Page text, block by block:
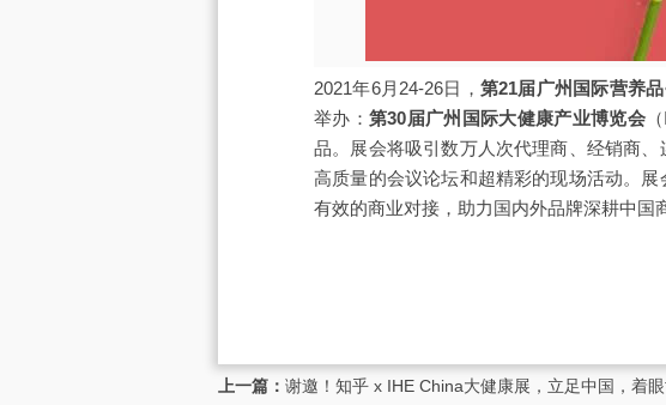
2021年6月24-26日， 第21届广州国际营养
举办：第30届广州国际大健康产业博览会
品。展会将吸引数万人次代理商、经销商
高质量的会议论坛和超精彩的现场活动。
有效的商业对接，助力国内外品牌深耕中国
上一篇： 谢邀！知乎 x IHE China大健康展，立足中国，着眼